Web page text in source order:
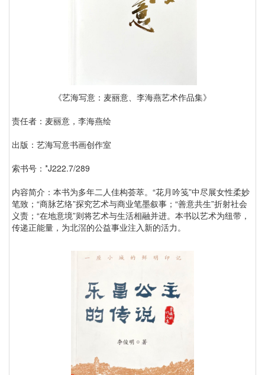
《艺海写意：麦丽意、李海燕艺术作品集》
责任者：麦丽意，李海燕绘
出版：艺海写意书画创作室
索书号：*J222.7/289
内容简介：本书为多年二人佳构荟萃。“花月吟笺”中尽展女性柔妙
笔致；“商脉艺络”探究艺术与商业笔墨叙事；“善意共生”折射社会
义责；“在地意境”则将艺术与生活相融并进。本书以艺术为纽带，
传递正能量，为北滘的公益事业注入新的活力。